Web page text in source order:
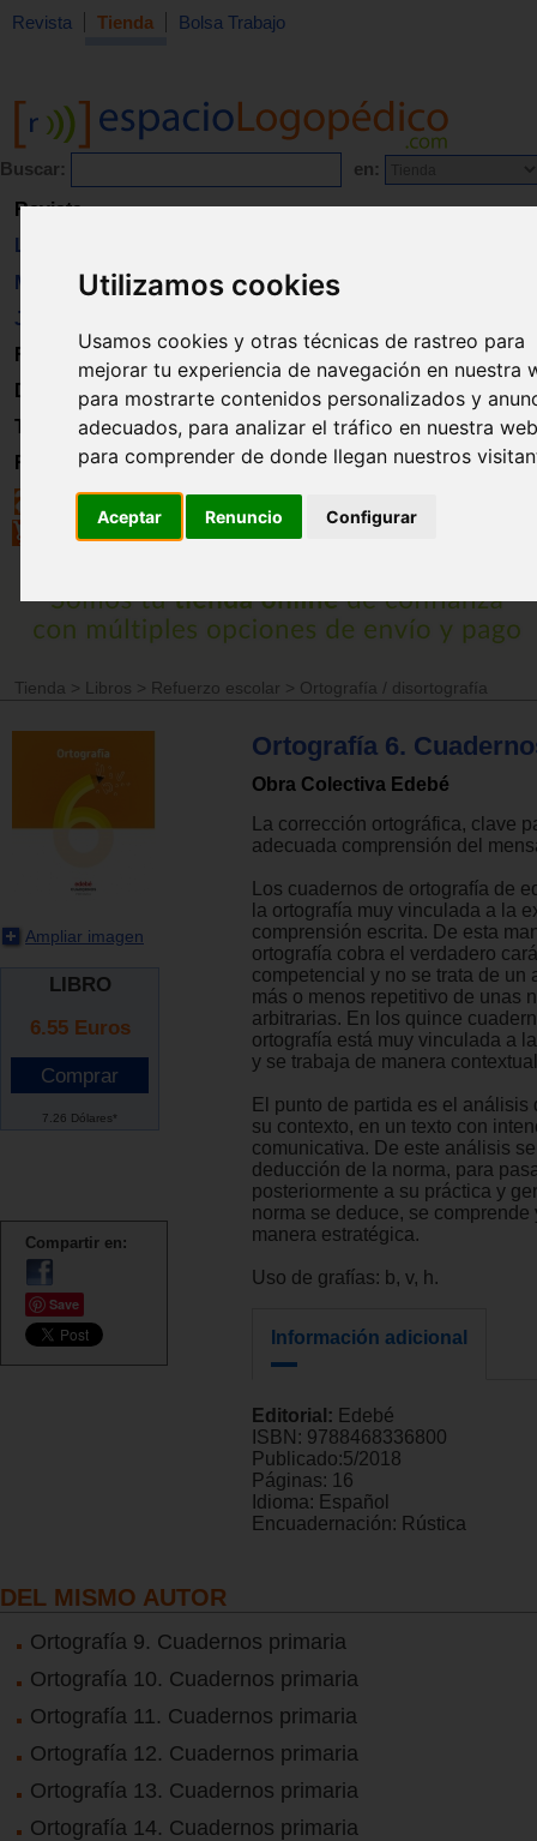
Utilizamos cookies
Usamos cookies y otras técnicas de rastreo para
mejorar tu experiencia de navegación en nuestra
para mostrarte contenidos personalizados y
adecuados, para analizar el tráfico en nuestra
para comprender de donde llegan nuestros
Aceptar Renuncio Configurar
Revista Tienda Bolsa Trabajo
Buscar: en:
Revista
Libros
Material
Juguetes
Formación
Directorio
Trabajo
Registro
Tienda > Libros > Refuerzo escolar > Ortografía / disortografía
Ampliar imagen
LIBRO
6.55 Euros
7.26 Dólares*
Compartir en:
Save
Ortografía 6.
Obra Colectiva Edebé
La corrección ortográfica, clave
adecuada comprensión del
Los cuadernos de ortografía de
la ortografía muy vinculada a la
comprensión escrita. De esta
ortografía cobra el verdadero
competencial y no se trata de un
más o menos repetitivo de unas
arbitrarias. En los quince
ortografía está muy vinculada a
y se trabaja de manera
El punto de partida es el análisis
su contexto, en un texto con
comunicativa. De este análisis
deducción de la norma, para
posteriormente a su práctica y
norma se deduce, se comprende
manera estratégica.
Uso de grafías: b, v, h.
Información adicional
Editorial: Edebé
ISBN: 9788468336800
Publicado:5/2018
Páginas: 16
Idioma: Español
Encuadernación: Rústica
DEL MISMO AUTOR
Ortografía 9. Cuadernos primaria
Ortografía 10. Cuadernos primaria
Ortografía 11. Cuadernos primaria
Ortografía 12. Cuadernos primaria
Ortografía 13. Cuadernos primaria
Ortografía 14. Cuadernos primaria